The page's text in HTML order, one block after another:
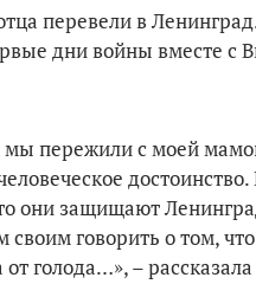
перевели в
дни войны вместе с
мы пережили с моей
они защищают
говорить о том, что
голода…», –